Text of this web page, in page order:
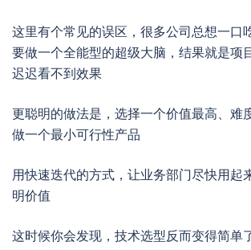
这里有个常见的误区，很多公司总想一口
要做一个全能型的超级大脑，结果就是项
迟迟看不到效果
更聪明的做法是，选择一个价值最高、难
做一个最小可行性产品
用快速迭代的方式，让业务部门尽快用起
明价值
这时候你会发现，技术选型反而变得简单